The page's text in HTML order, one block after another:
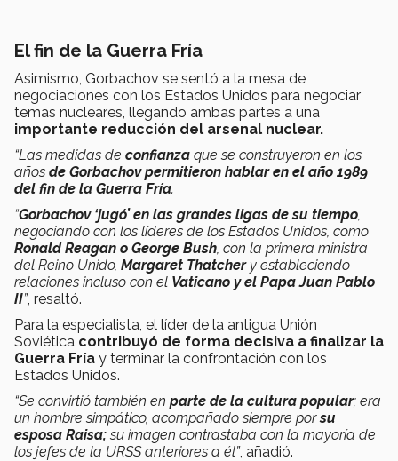
El fin de la Guerra Fría
Asimismo, Gorbachov se sentó a la mesa de
negociaciones con los Estados Unidos para negociar
temas nucleares, llegando ambas partes a una
importante reducción del arsenal nuclear.
“Las medidas de confianza que se construyeron en los
años de Gorbachov permitieron hablar en el año 1989
del fin de la Guerra Fría.
“Gorbachov ‘jugó’ en las grandes ligas de su tiempo
negociando con los líderes de los Estados Unidos, como
RonaldReagan o George Bush , con la primera ministra
del Reino Unido, Margaret Thatchery estableciendo
relaciones incluso con el Vaticano y el Papa Juan Pablo
II”, resaltó.
Para la especialista, el líder de la antigua Unión
Soviética contribuyó de forma decisiva a finalizar la
Guerra Fría y terminar la confrontación con los
Estados Unidos.
“Se convirtió también en parte de la cultura popular; era
un hombre simpático, acompañado siempre porsu
esposa Raisa;su imagen contrastaba con la mayoría de
los jefes de la URSS anteriores a él”, añadió.